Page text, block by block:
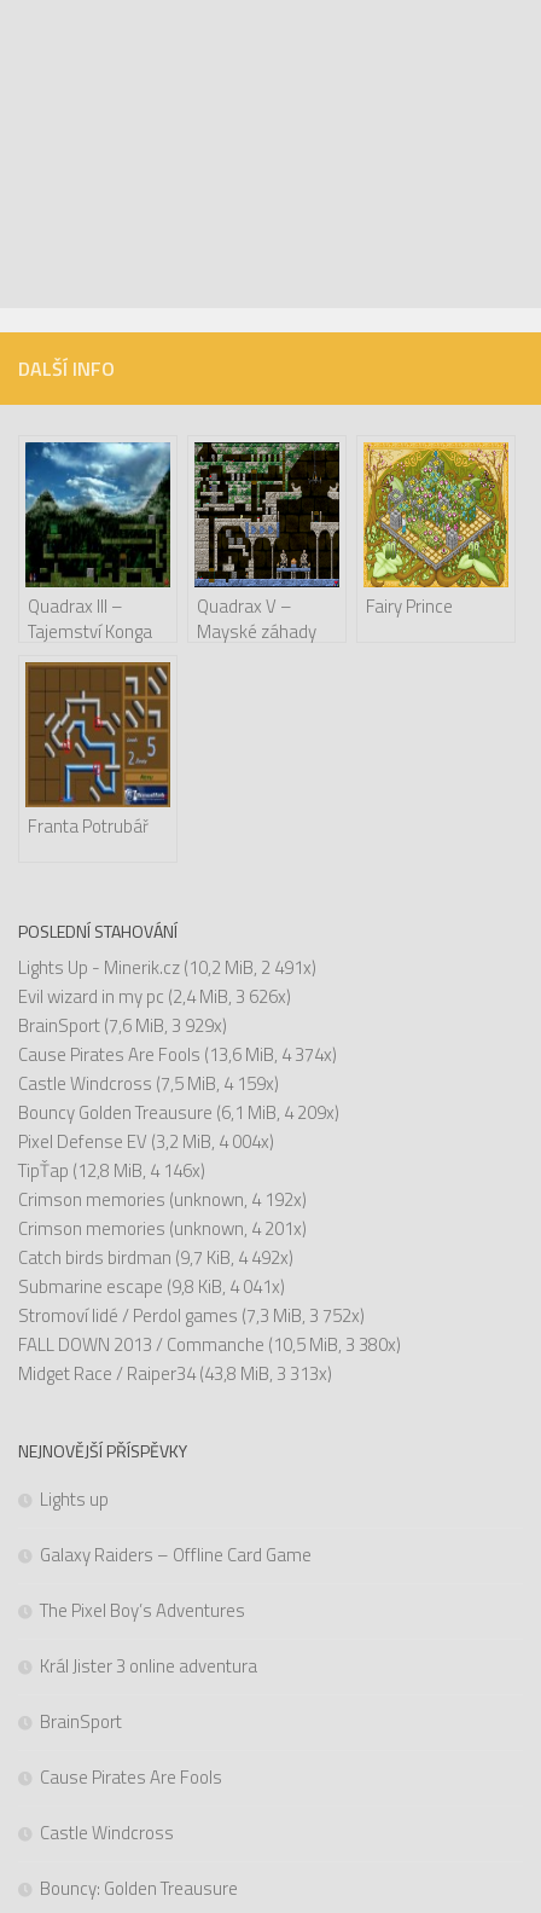
DALŠÍ INFO
Quadrax III –
Tajemství Konga
Quadrax V –
Mayské záhady
Fairy Prince
Franta Potrubář
POSLEDNÍ STAHOVÁNÍ
Lights Up - Minerik.cz(10,2 MiB, 2 491x)
Evil wizard in my pc (2,4 MiB, 3 626x)
BrainSport(7,6 MiB, 3 929x)
Cause Pirates Are Fools (13,6 MiB, 4 374x)
Castle Windcross (7,5 MiB, 4 159x)
Bouncy Golden Treausure (6,1 MiB, 4 209x)
Pixel Defense EV (3,2 MiB, 4 004x)
TipŤap (12,8 MiB, 4 146x)
Crimson memories (unknown, 4 192x)
Crimson memories (unknown, 4 201x)
Catch birds birdman (9,7 KiB, 4 492x)
Submarine escape (9,8 KiB, 4 041x)
Stromoví lidé / Perdol games (7,3 MiB, 3 752x)
FALL DOWN 2013 / Commanche (10,5 MiB, 3 380x)
Midget Race / Raiper34(43,8 MiB, 3 313x)
NEJNOVĚJŠÍ PŘÍSPĚVKY
Lights up
Galaxy Raiders – Offline Card Game
The Pixel Boy’s Adventures
Král Jister 3 online adventura
BrainSport
Cause Pirates Are Fools
Castle Windcross
Bouncy: Golden Treausure